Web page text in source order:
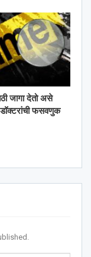
जागा देतो असे
फसवणुक